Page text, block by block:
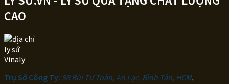
CAO
Trụ Sở Công Ty: 68 Bùi Tư Toàn, An Lạc, Bình Tân, HCM.